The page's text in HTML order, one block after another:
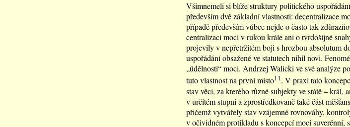
Všimnemeli si blíže struktury politického
především dvě základní vlastnosti: decentralizace
případě především vůbec nejde o často tak
centralizaci moci v rukou krále ani o tvrdošíjné
projevily v nepřetržitém boji s hrozbou absolutum
uspořádání obsažené ve statutech nihil novi.
„údělnosti“ moci. Andrzej Walicki ve své analýze
tuto vlastnost na první místo11. V praxi tato
stav věci, za kterého různé subjekty ve státě – král,
v určitém stupni a zprostředkovaně také část
přičemž vytvářely stav vzájemné rovnováhy,
v očividném protikladu s koncepcí moci suverénní,